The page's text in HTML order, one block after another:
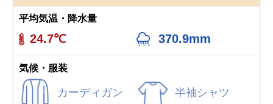
平均気温・降水量
24.7℃ 370.9mm
気候・服装
カーディガン 半袖シャツ